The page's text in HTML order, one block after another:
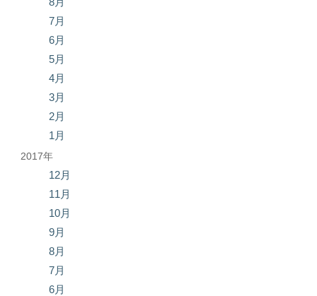
7月
6月
5月
4月
3月
2月
1月
2017年
12月
11月
10月
9月
8月
7月
6月